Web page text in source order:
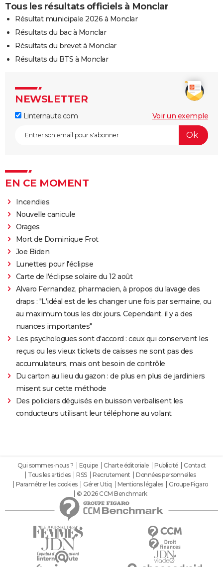
Tous les résultats officiels à Monclar
Résultat municipale 2026 à Monclar
Résultats du bac à Monclar
Résultats du brevet à Monclar
Résultats du BTS à Monclar
NEWSLETTER
Linternaute.com Voir un exemple
EN CE MOMENT
Incendies
Nouvelle canicule
Orages
Mort de Dominique Frot
Joe Biden
Lunettes pour l'éclipse
Carte de l'éclipse solaire du 12 août
Alvaro Fernandez, pharmacien, à propos du lavage des
draps : "L'idéal est de les changer une fois par semaine, ou
au maximum tous les dix jours. Cependant, il y a des
nuances importantes"
Les psychologues sont d'accord : ceux qui conservent les
reçus ou les vieux tickets de caisses ne sont pas des
accumulateurs, mais ont besoin de contrôle
Du carton au lieu du gazon : de plus en plus de jardiniers
misent sur cette méthode
Des policiers déguisés en buisson verbalisent les
conducteurs utilisant leur téléphone au volant
Qui sommes-nous ? Equipe Charte éditoriale Publicité
Contact
Tous les articles
RSS Recrutement
Données personnelles
Paramétrer les cookies
Gérer Utiq Mentions légales
Groupe Figaro
© 2026 CCM Benchmark